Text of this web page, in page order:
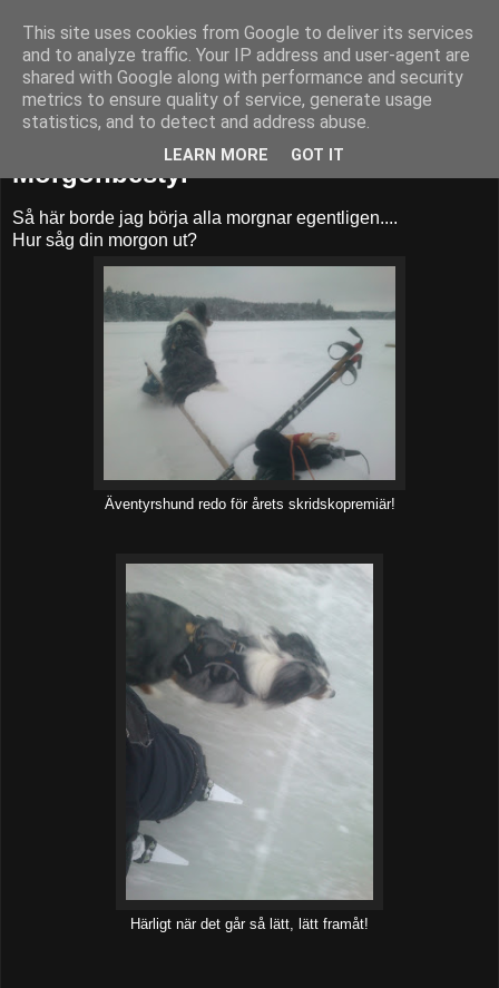
52adventures
Morgonbestyr
Så här borde jag börja alla morgnar egentligen....
Hur såg din morgon ut?
Äventyrshund redo för årets skridskopremiär!
Härligt när det går så lätt, lätt framåt!
This site uses cookies from Google to deliver its services
and to analyze traffic. Your IP address and user-agent are
shared with Google along with performance and security
metrics to ensure quality of service, generate usage
statistics, and to detect and address abuse.
LEARN MORE GOT IT